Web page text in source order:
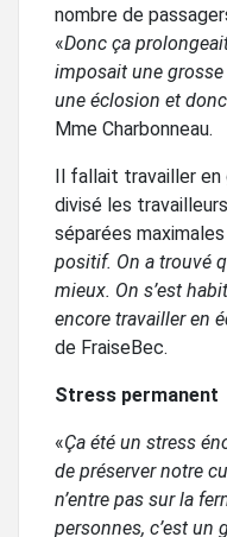
nombre de
«Donc ça
imposait une
une éclosion et
Mme Charbonneau.
Il fallait travailler
divisé les
séparées
positif. On a trouvé
mieux. On s’est
encore travailler en
de FraiseBec.
Stress permanent
«Ça été un stress
de préserver notre
n’entre pas sur la
personnes, c’est un